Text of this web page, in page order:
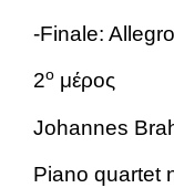
-Finale:
2ο μέρος
Johannes
Piano quartet